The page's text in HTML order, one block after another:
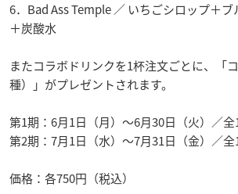
6．Bad Ass Temple ／ いちごシロップ＋
＋炭酸水
またコラボドリンクを1杯注文ごとに、「
種）」がプレゼントされます。
第1期：6月1日（月）～6月30日（火）／全
第2期：7月1日（水）～7月31日（金）／全
価格：各750円（税込）